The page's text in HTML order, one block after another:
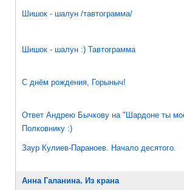
Шишок - шалун /тавтограмма/
Шишок - шалун :) Тавтограмма
С днём рождения, Горыныч!
Ответ Андрею Бычкову на "Шардоне ты
Полковнику :)
Заур Кулиев-Параноев. Начало десятого.
Анна Галанина. Из крана